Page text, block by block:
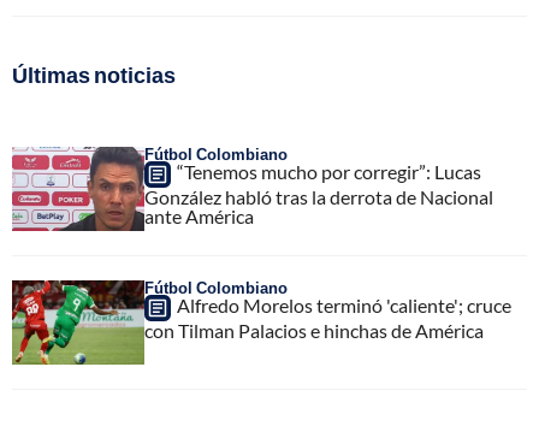
Últimas noticias
Fútbol Colombiano
“Tenemos mucho por corregir”: Lucas
González habló tras la derrota de Nacional
ante América
Fútbol Colombiano
Alfredo Morelos terminó 'caliente'; cruce
con Tilman Palacios e hinchas de América